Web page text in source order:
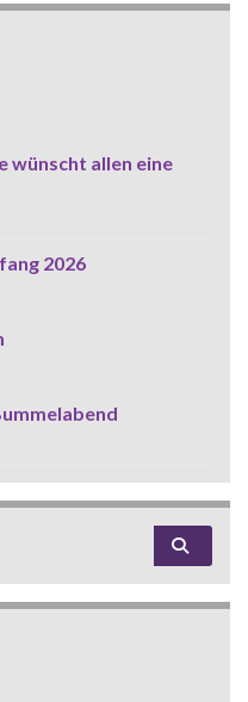
wünscht allen eine
2026